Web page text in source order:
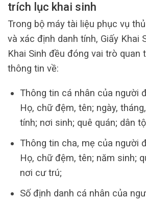
trích lục khai sinh
Trong bộ máy tài liệu phục vụ
và xác định danh tính, Giấy Khai
Khai Sinh đều đóng vai trò quan
thông tin về:
Thông tin cá nhân của người
Họ, chữ đệm, tên; ngày,
tính; nơi sinh; quê quán; dân
Thông tin cha, mẹ của người
Họ, chữ đệm, tên; năm sinh;
nơi cư trú;
Số định danh cá nhân của